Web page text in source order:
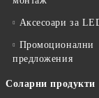
Аксесоари за
Промоционални
предложения
Соларни продукти